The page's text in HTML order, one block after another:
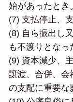
始があったとき。
(7) 支払停止、
(8) 自ら振出し
も不渡りとなっ
(9) 資本減少、
譲渡、合併、会
の支配に重要な